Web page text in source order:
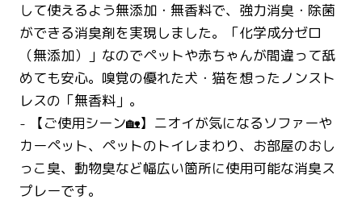
して使えるよう無添加・無香料で、強力消臭・除菌
ができる消臭剤を実現しました。「化学成分ゼロ
（無添加）」なのでペットや赤ちゃんが間違って舐
めても安心。嗅覚の優れた犬・猫を想ったノンスト
レスの「無香料」。
- 【ご使用シーン🏡】ニオイが気になるソファーや
カーペット、ペットのトイレまわり、お部屋のおし
っこ臭、動物臭など幅広い箇所に使用可能な消臭ス
プレーです。